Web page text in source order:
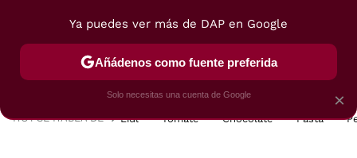
POSTRES VIAJES SELECCIÓN VEGUI
HOY SE HABLA DE Lidl Tomate Chocolate Pasta
×
Ya puedes ver más de DAP en Google
Añádenos como fuente preferida
Solo necesitas una cuenta de Google